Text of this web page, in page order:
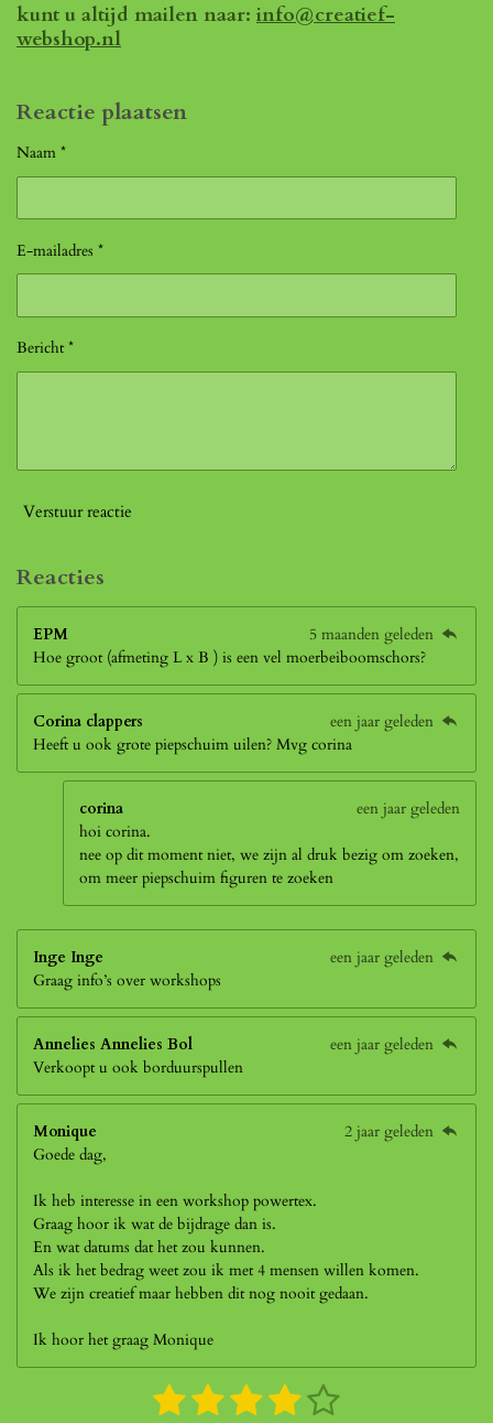
kunt u altijd mailen naar: info@creatief-
webshop.nl
Reactie plaatsen
Naam *
E-mailadres *
Bericht *
Verstuur reactie
Reacties
EPM
5 maanden geleden
Hoe groot (afmeting L x B ) is een vel moerbeiboomschors?
Corina clappers
een jaar geleden
Heeft u ook grote piepschuim uilen? Mvg corina
corina
een jaar geleden
hoi corina.
nee op dit moment niet, we zijn al druk bezig om zoeken,
om meer piepschuim figuren te zoeken
Inge Inge
een jaar geleden
Graag info’s over workshops
Annelies Annelies Bol
een jaar geleden
Verkoopt u ook borduurspullen
Monique
2 jaar geleden
Goede dag,
Ik heb interesse in een workshop powertex.
Graag hoor ik wat de bijdrage dan is.
En wat datums dat het zou kunnen.
Als ik het bedrag weet zou ik met 4 mensen willen komen.
We zijn creatief maar hebben dit nog nooit gedaan.
Ik hoor het graag Monique
1 2 3 4 5